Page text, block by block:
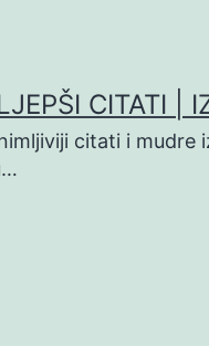
CITATI |
citati i mudre